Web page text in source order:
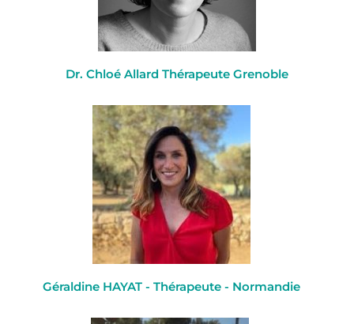
Dr. Chloé Allard Thérapeute Grenoble
Géraldine HAYAT - Thérapeute - Normandie